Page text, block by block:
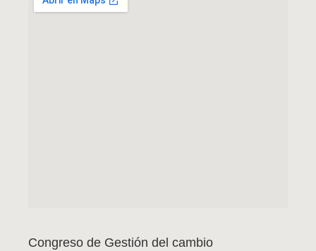
Congreso de Gestión del cambio